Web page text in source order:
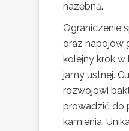
nazębną.
Ograniczenie
oraz napojów
kolejny krok w
jamy ustnej.
rozwojowi
prowadzić do
kamienia.